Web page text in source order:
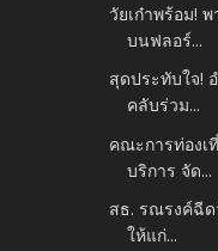
วัยเก๋าพร้อม!
บนฟลอร์...
สุดประทับใจ!
คลับร่วม...
คณะการท่องเ
บริการ จัด...
สธ. รณรงค์ฉี
ให้แก่...